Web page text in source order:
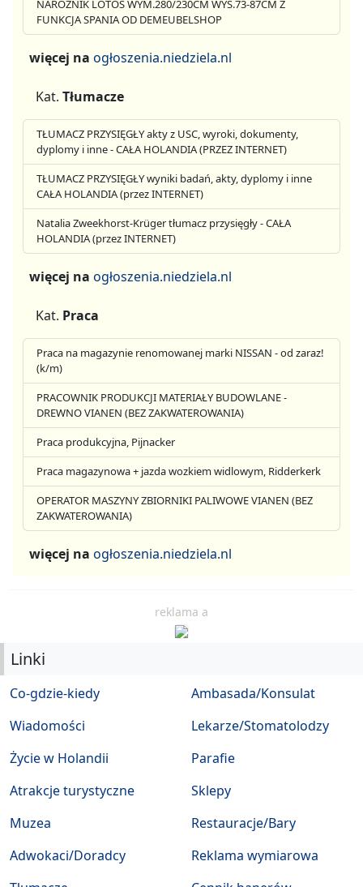
NAROŻNIK LOTOS WYM.280/230CM WYS.73-87CM Z
FUNKCJA SPANIA OD DEMEUBELSHOP
więcej na ogłoszenia.niedziela.nl
Kat. Tłumacze
TŁUMACZ PRZYSIĘGŁY akty z USC, wyroki, dokumenty,
dyplomy i inne - CAŁA HOLANDIA (PRZEZ INTERNET)
TŁUMACZ PRZYSIĘGŁY wyniki badań, akty, dyplomy i inne
CAŁA HOLANDIA (przez INTERNET)
Natalia Zweekhorst-Krüger tłumacz przysięgły - CAŁA
HOLANDIA (przez INTERNET)
więcej na ogłoszenia.niedziela.nl
Kat. Praca
Praca na magazynie renomowanej marki NISSAN - od zaraz!
(k/m)
PRACOWNIK PRODUKCJI MATERIAŁY BUDOWLANE -
DREWNO VIANEN (BEZ ZAKWATEROWANIA)
Praca produkcyjna, Pijnacker
Praca magazynowa + jazda wozkiem widlowym, Ridderkerk
OPERATOR MASZYNY ZBIORNIKI PALIWOWE VIANEN (BEZ
ZAKWATEROWANIA)
więcej na ogłoszenia.niedziela.nl
reklama a
Linki
Co-gdzie-kiedy
Wiadomości
Życie w Holandii
Atrakcje turystyczne
Muzea
Ambasada/Konsulat
Lekarze/Stomatolodzy
Parafie
Sklepy
Restauracje/Bary
Adwokaci/Doradcy
Reklama wymiarowa